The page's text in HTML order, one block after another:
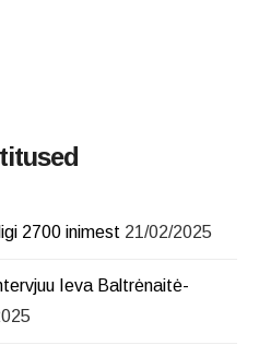
2700 inimest 21/02/2025
Ieva Baltrėnaitė-